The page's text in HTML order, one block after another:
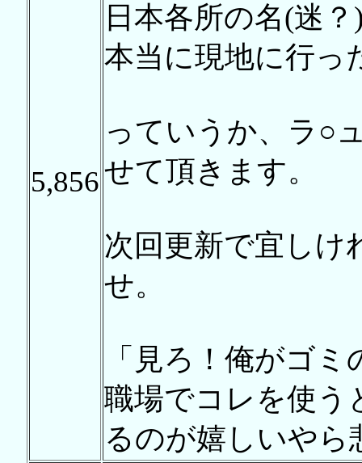
5,856
日本各所の名(迷
本当に現地に行っ
っていうか、ラ○
せて頂きます。
次回更新で宜しけ
せ。
「見ろ！俺がゴ
職場でコレを使う
るのが嬉しいやら